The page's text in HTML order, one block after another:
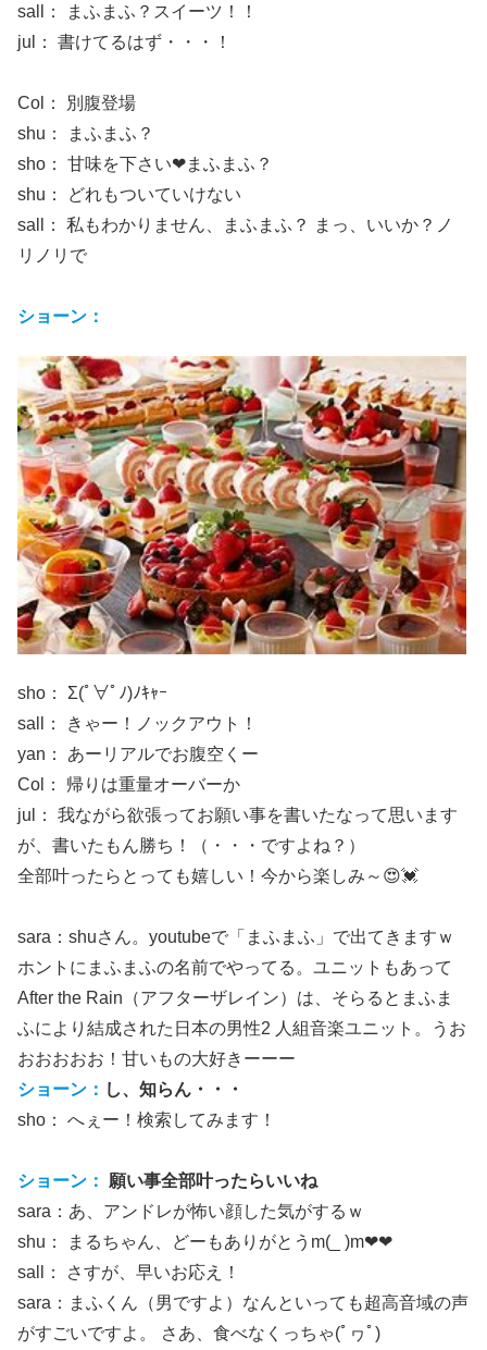
sall： まふまふ？スイーツ！！
jul： 書けてるはず・・・！
Col： 別腹登場
shu： まふまふ？
sho： 甘味を下さい❤まふまふ？
shu： どれもついていけない
sall： 私もわかりません、まふまふ？ まっ、いいか？ノ
リノリで
ショーン：
sho： Σ(ﾟ∀ﾟﾉ)ﾉｷｬｰ
sall： きゃー！ノックアウト！
yan： あーリアルでお腹空くー
Col： 帰りは重量オーバーか
jul： 我ながら欲張ってお願い事を書いたなって思います
が、書いたもん勝ち！（・・・ですよね？）
全部叶ったらとっても嬉しい！今から楽しみ～😍💓
sara：shuさん。youtubeで「まふまふ」で出てきますｗ
ホントにまふまふの名前でやってる。ユニットもあって
After the Rain（アフターザレイン）は、そらるとまふま
ふにより結成された日本の男性2 人組音楽ユニット。うお
おおおおお！甘いもの大好きーーー
ショーン： し、知らん・・・
sho： へぇー！検索してみます！
ショーン： 願い事全部叶ったらいいね
sara：あ、アンドレが怖い顔した気がするｗ
shu： まるちゃん、どーもありがとうm(_ )m❤❤
sall： さすが、早いお応え！
sara：まふくん（男ですよ）なんといっても超高音域の声
がすごいですよ。 さあ、食べなくっちゃ(ﾟヮﾟ)